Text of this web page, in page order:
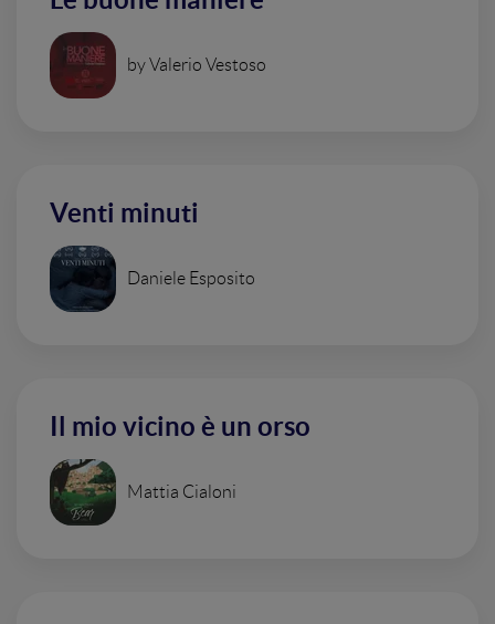
by Valerio Vestoso
Venti minuti
Daniele Esposito
Il mio vicino è un orso
Mattia Cialoni